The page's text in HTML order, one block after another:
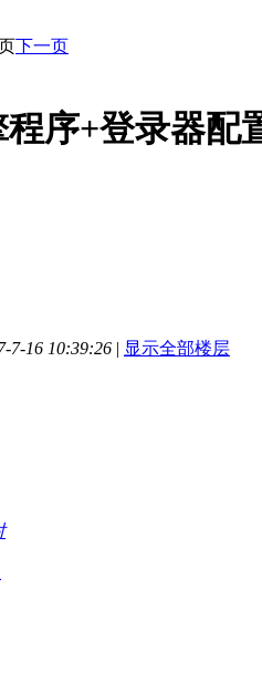
下一页
程序+登录器配
7-16 10:39:26 | 显示全部楼层